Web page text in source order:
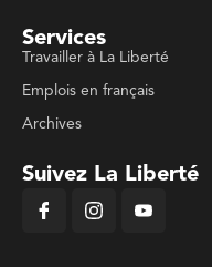
Services
Travailler à La Liberté
Emplois en français
Archives
Suivez La Liberté